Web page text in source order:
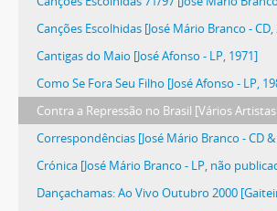
Canções Escolhidas [José Mário Branco - CD,
Cantigas do Maio [José Afonso - LP, 1971]
Como Se Fora Seu Filho [José Afonso - LP,
Contra a Repressão no Brasil [Vários Artistas
Correspondências [José Mário Branco - CD &
Crónica [José Mário Branco - LP, não